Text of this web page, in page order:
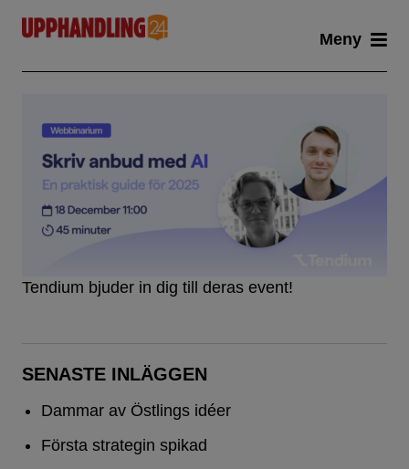
content
Meny
Tendium bjuder in dig till deras event!
SENASTE INLÄGGEN
Dammar av Östlings idéer
Första strategin spikad